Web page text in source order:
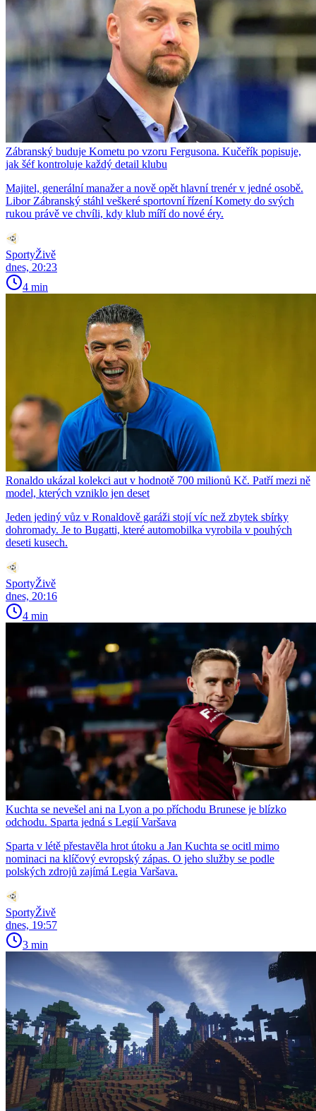
Zábranský buduje Kometu po vzoru Fergusona. Kučeřík popisuje,
jak šéf kontroluje každý detail klubu
Majitel, generální manažer a nově opět hlavní trenér v jedné osobě.
Libor Zábranský stáhl veškeré sportovní řízení Komety do svých
rukou právě ve chvíli, kdy klub míří do nové éry.
SportyŽivě
dnes, 20:23
4 min
Ronaldo ukázal kolekci aut v hodnotě 700 milionů Kč. Patří mezi ně
model, kterých vzniklo jen deset
Jeden jediný vůz v Ronaldově garáži stojí víc než zbytek sbírky
dohromady. Je to Bugatti, které automobilka vyrobila v pouhých
deseti kusech.
SportyŽivě
dnes, 20:16
4 min
Kuchta se nevešel ani na Lyon a po příchodu Brunese je blízko
odchodu. Sparta jedná s Legií Varšava
Sparta v létě přestavěla hrot útoku a Jan Kuchta se ocitl mimo
nominaci na klíčový evropský zápas. O jeho služby se podle
polských zdrojů zajímá Legia Varšava.
SportyŽivě
dnes, 19:57
3 min